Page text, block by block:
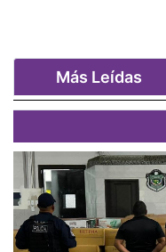
Más Leídas